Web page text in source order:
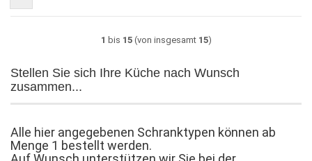
1 bis 15(von insgesamt 15)
Stellen Sie sich Ihre Küche nach Wunsch
zusammen...
Alle hier angegebenen Schranktypen können ab
Menge 1 bestellt werden.